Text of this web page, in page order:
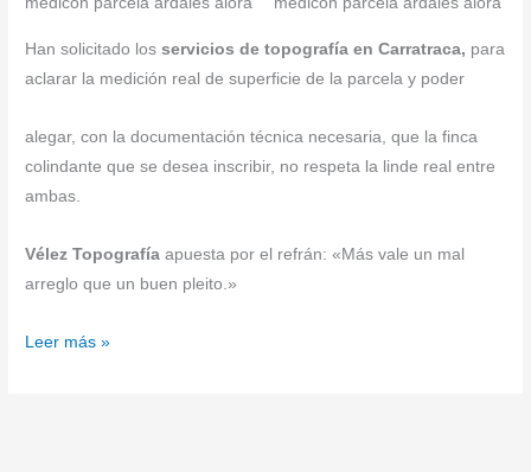
Han solicitado losservicios de topografía en Carratraca, para
aclarar la medición real de superficie de la parcela y poder
alegar, con la documentación técnica necesaria, que la finca
colindante que se desea inscribir, no respeta la linde real entre
ambas.
Vélez Topografíaapuesta por el refrán: «Más vale un mal
arreglo que un buen pleito.»
Leer más »